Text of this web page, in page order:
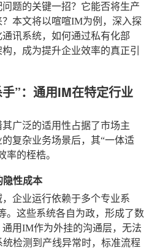
题的关键一招？它能否将生产
本文将以喧喧IM为例，深入探
讯系统，如何通过私有化部
，成为提升企业效率的真正引
”：通用IM在特定行业
广泛的适用性占据了市场主
复杂业务场景后，其“一体适
率的桎梏。
隐性成本
企业运行依赖于多个专业系
。这些系统各自为政，形成了数
用IM作为外挂的沟通层，无法
检测到产线异常时，标准流程